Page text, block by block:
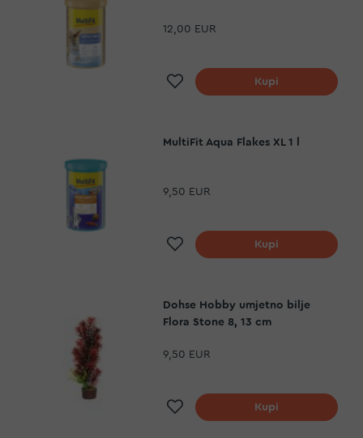
12,00 EUR
Dodaj na listu želja
Kupi
MultiFit Aqua Flakes XL 1 l
9,50 EUR
Dodaj na listu želja
Kupi
Dohse Hobby umjetno bilje
Flora Stone 8, 13 cm
9,50 EUR
Dodaj na listu želja
Kupi